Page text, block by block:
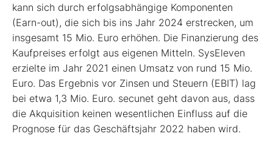
kann sich durch erfolgsabhängige Komponenten
(Earn-out), die sich bis ins Jahr 2024 erstrecken, um
insgesamt 15 Mio. Euro erhöhen. Die Finanzierung des
Kaufpreises erfolgt aus eigenen Mitteln. SysEleven
erzielte im Jahr 2021 einen Umsatz von rund 15 Mio.
Euro. Das Ergebnis vor Zinsen und Steuern (EBIT) lag
bei etwa 1,3 Mio. Euro. secunet geht davon aus, dass
die Akquisition keinen wesentlichen Einfluss auf die
Prognose für das Geschäftsjahr 2022 haben wird.